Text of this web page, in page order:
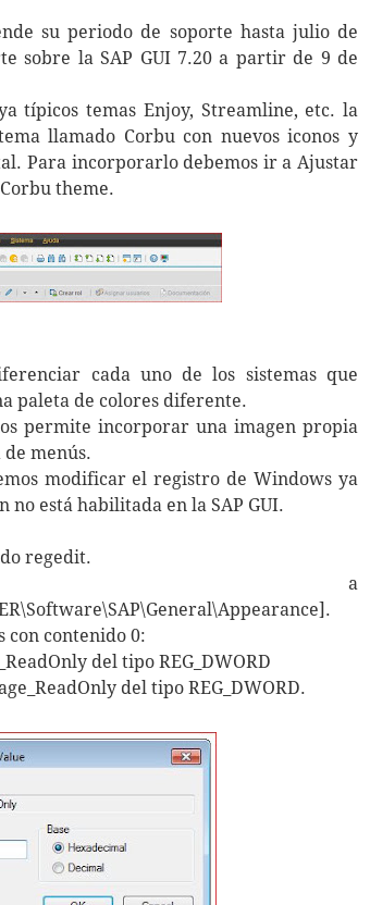
su periodo de soporte hasta julio de
sobre la SAP GUI 7.20 a partir de 9 de
típicos temas Enjoy, Streamline, etc. la
llamado Corbu con nuevos iconos y
Para incorporarlo debemos ir a Ajustar
theme.
cada uno de los sistemas que
paleta de colores diferente.
permite incorporar una imagen propia
menús.
modificar el registro de Windows ya
no está habilitada en la SAP GUI.
regedit.
a
con contenido 0:
del tipo REG_DWORD
del tipo REG_DWORD.